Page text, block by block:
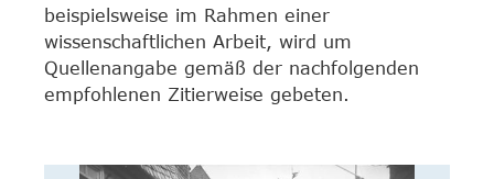
beispielsweise im Rahmen einer
wissenschaftlichen Arbeit, wird um
Quellenangabe gemäß der nachfolgenden
empfohlenen Zitierweise gebeten.